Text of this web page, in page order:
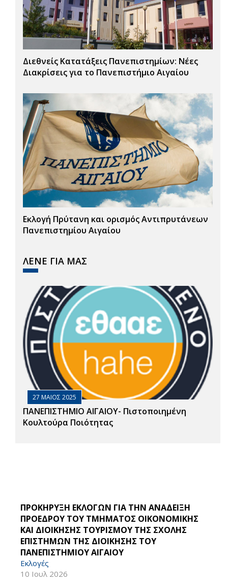
Διεθνείς Κατατάξεις Πανεπιστημίων: Νέες
Διακρίσεις για το Πανεπιστήμιο Αιγαίου
Εκλογή Πρύτανη και ορισμός Αντιπρυτάνεων
Πανεπιστημίου Αιγαίου
ΛΕΝΕ ΓΙΑ ΜΑΣ
27 ΜΑΙΟΣ 2025
ΠΑΝΕΠΙΣΤΗΜΙΟ ΑΙΓΑΙΟΥ- Πιστοποιημένη
Κουλτούρα Ποιότητας
ΠΡΟΚΗΡΥΞΗ ΕΚΛΟΓΩΝ ΓΙΑ ΤΗΝ ΑΝΑΔΕΙΞΗ
ΠΡΟΕΔΡΟΥ ΤΟΥ ΤΜΗΜΑΤΟΣ ΟΙΚΟΝΟΜΙΚΗΣ
ΚΑΙ ΔΙΟΙΚΗΣΗΣ ΤΟΥΡΙΣΜΟΥ ΤΗΣ ΣΧΟΛΗΣ
ΕΠΙΣΤΗΜΩΝ ΤΗΣ ΔΙΟΙΚΗΣΗΣ ΤΟΥ
ΠΑΝΕΠΙΣΤΗΜΙΟΥ ΑΙΓΑΙΟΥ
Εκλογές
10 Ιουλ 2026